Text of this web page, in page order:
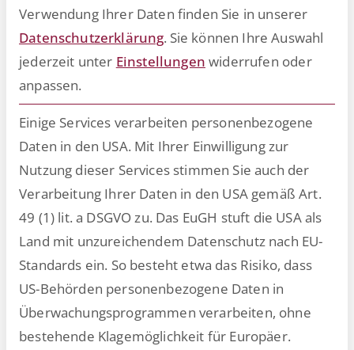
Um den Zufriedenheitsindex im
Unternehmen zu steigern, ist es
heutzutage wichtig, den Fokus
auf die Employee Experience und
die Digitalisierung im HR-Bereich
zu legen.
Startseite »HR-Ratgeber»Höhere
Mitarbeiterzufriedenheit durch Digitalisierung am
Arbeitsplatz
Verwendung Ihrer Daten finden Sie in unserer
Datenschutzerklärung. Sie können Ihre Auswahl
jederzeit unter Einstellungen widerrufen oder
anpassen.
Einige Services verarbeiten personenbezogene
Daten in den USA. Mit Ihrer Einwilligung zur
Nutzung dieser Services stimmen Sie auch der
Verarbeitung Ihrer Daten in den USA gemäß Art.
49 (1) lit. a DSGVO zu. Das EuGH stuft die USA als
Land mit unzureichendem Datenschutz nach EU-
Standards ein. So besteht etwa das Risiko, dass
US-Behörden personenbezogene Daten in
Überwachungsprogrammen verarbeiten, ohne
bestehende Klagemöglichkeit für Europäer.